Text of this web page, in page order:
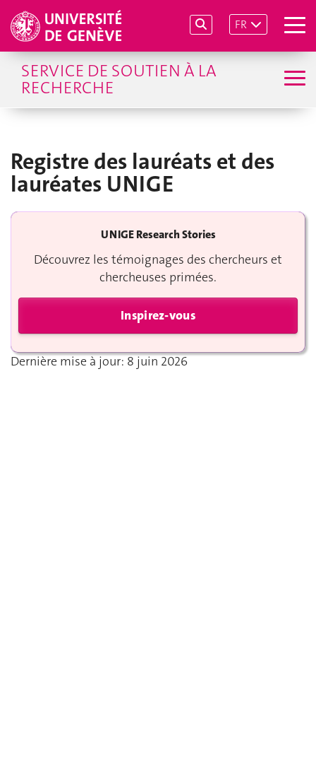
FR
SERVICE DE SOUTIEN À LA
RECHERCHE
Registre des lauréats et des
lauréates UNIGE
UNIGE Research Stories
Découvrez les témoignages des chercheurs et
chercheuses primées.
Inspirez-vous
Dernière mise à jour: 8 juin 2026